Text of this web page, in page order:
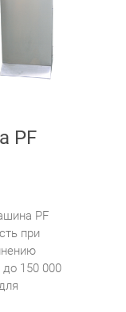
PF
PF
при
до 150 000